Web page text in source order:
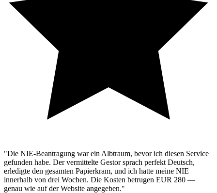
"Die NIE-Beantragung war ein Albtraum, bevor ich diesen Service
gefunden habe. Der vermittelte Gestor sprach perfekt Deutsch,
erledigte den gesamten Papierkram, und ich hatte meine NIE
innerhalb von drei Wochen. Die Kosten betrugen EUR 280 —
genau wie auf der Website angegeben."